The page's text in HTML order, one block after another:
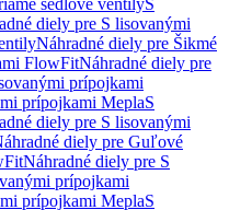
sedlové ventilyS
diely pre S lisovanými
Náhradné diely pre Šikmé
FlowFitNáhradné diely pre
prípojkami
prípojkami MeplaS
diely pre S lisovanými
diely pre Guľové
Náhradné diely pre S
prípojkami
prípojkami MeplaS